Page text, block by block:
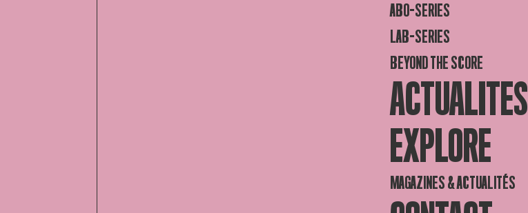
ABO-SERIES
LAB-SERIES
BEYOND THE SCORE
ACTUALITES
EXPLORE
MAGAZINES & ACTUALITÉS